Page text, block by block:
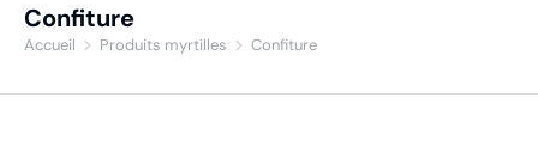
Confiture
Vous êtes ici :
Accueil Produits myrtilles Confiture